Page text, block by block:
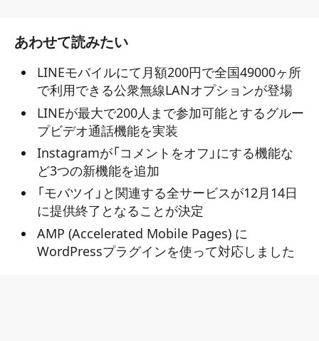
あわせて読みたい
LINEモバイルにて月額200円で全国49000ヶ所
で利用できる公衆無線LANオプションが登場
LINEが最大で200人まで参加可能とするグルー
プビデオ通話機能を実装
Instagramが「コメントをオフ」にする機能な
ど3つの新機能を追加
「モバツイ」と関連する全サービスが12月14日
に提供終了となることが決定
AMP (Accelerated Mobile Pages) に
WordPressプラグインを使って対応しました